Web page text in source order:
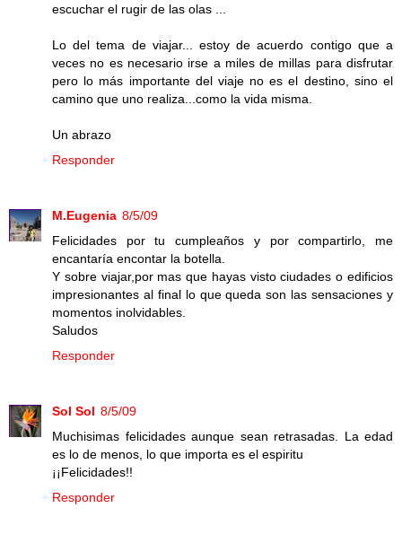
escuchar el rugir de las olas ...
Lo del tema de viajar... estoy de acuerdo contigo que a
veces no es necesario irse a miles de millas para disfrutar
pero lo más importante del viaje no es el destino, sino el
camino que uno realiza...como la vida misma.
Un abrazo
Responder
M.Eugenia 8/5/09
Felicidades por tu cumpleaños y por compartirlo, me
encantaría encontar la botella.
Y sobre viajar,por mas que hayas visto ciudades o edificios
impresionantes al final lo que queda son las sensaciones y
momentos inolvidables.
Saludos
Responder
Sol Sol 8/5/09
Muchisimas felicidades aunque sean retrasadas. La edad
es lo de menos, lo que importa es el espiritu
¡¡Felicidades!!
Responder